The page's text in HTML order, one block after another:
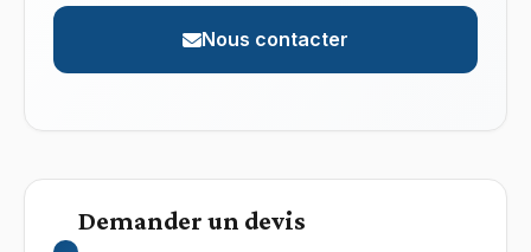
Nous contacter
Demander un devis